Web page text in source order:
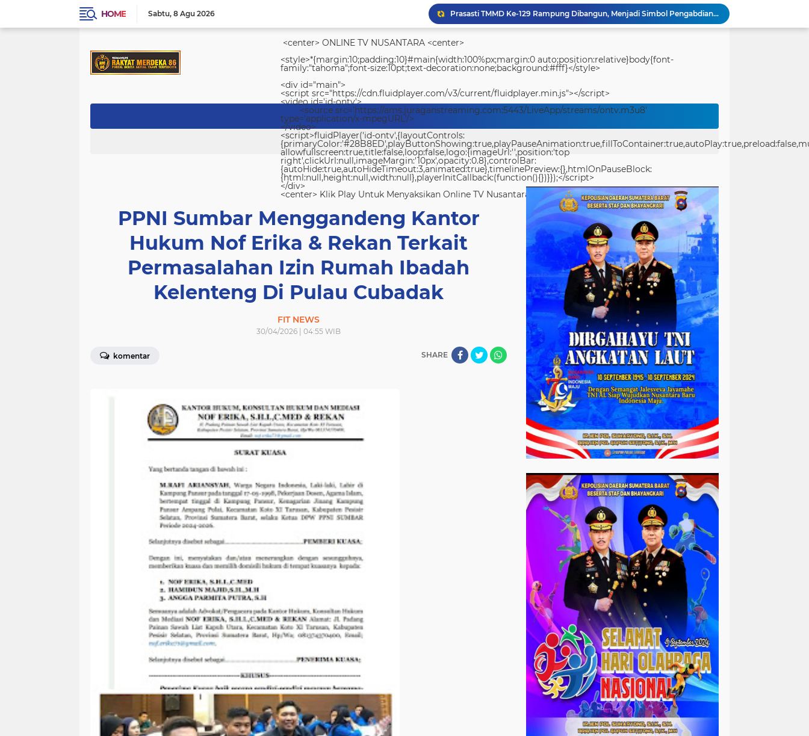
HOME Sabtu 8 Agu 2026
Prasasti TMMD Ke-129 Rampung Dibangun, Menjadi Simbol Pengabdian TNI dan Kenangan Abadi untuk Kampung Sesor
Pantang Menyerah Hingga Malam, Satgas TMMD Ke-129 Kodim 1807/Sorsel Lembur Finishing Rumah Type 36 untuk Warga Kampung Sesor
Perbaikan Pipanisasi Dikebut, Satgas TMMD Ke-129 Pastikan Program TNI Manunggal Air Bersih Segera Dinikmati Warga Kampung Sesor
TMMD Ke-129 Tuntaskan Pembukaan Lahan 1 Hektar, Siap Ditanami untuk Perkuat Ketahanan Pangan Kampung Sesor
<center> ONLINE TV NUSANTARA <center>
<style>*{margin:10;padding:10}#main{width:100%px;margin:0 auto;position:relative}body{font-
family:"tahoma";font-size:10pt;text-decoration:none;background:#fff}</style>
<div id="main">
<script src="https://cdn.fluidplayer.com/v3/current/fluidplayer.min.js"></script>
<video id='id-ontv'>
<source src='https://ams.juraganstreaming.com:5443/LiveApp/streams/ontv.m3u8'
type='application/x-mpegURL'/>
</video>
<script>fluidPlayer('id-ontv',{layoutControls:
allowfullscreen:true,title:false,loop:false,logo:{imageUrl:'',position:'top
right',clickUrl:null,imageMargin:'10px',opacity:0.8},controlBar:
{autoHide:true,autoHideTimeout:3,animated:true},timelinePreview:{},htmlOnPauseBlock:
{html:null,height:null,width:null},playerInitCallback:(function(){})}});</script>
</div>
<center> Klik Play Untuk Menyaksikan Online TV Nusantara <center>
PPNI Sumbar Menggandeng Kantor
Hukum Nof Erika & Rekan Terkait
Permasalahan Izin Rumah Ibadah
Kelenteng Di Pulau Cubadak
FIT NEWS
30/04/2026 | 04:55 WIB
komentar SHARE